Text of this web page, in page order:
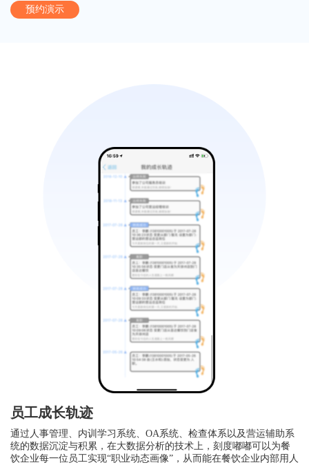
预约演示
员工成长轨迹
通过人事管理、内训学习系统、OA系统、检查体系以及营运辅助系
统的数据沉淀与积累，在大数据分析的技术上，刻度嘟嘟可以为餐
饮企业每一位员工实现“职业动态画像”，从而能在餐饮企业内部用人